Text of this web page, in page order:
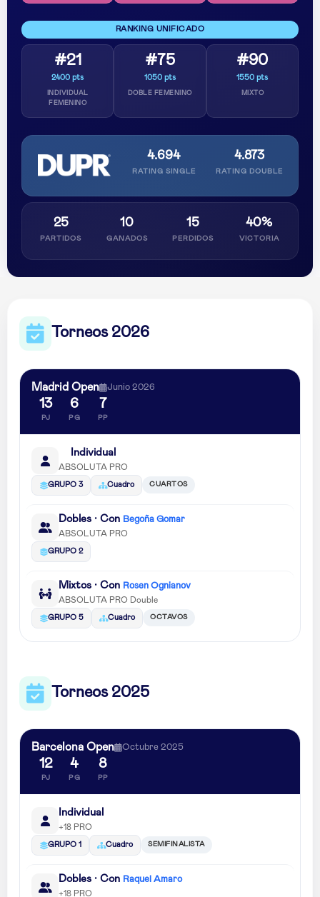
RANKING UNIFICADO
#21
2400 pts
INDIVIDUAL
FEMENINO
#75
1050 pts
DOBLE FEMENINO
#90
1550 pts
MIXTO
4.694
RATING SINGLE
4.873
RATING DOUBLE
25
PARTIDOS
10
GANADOS
15
PERDIDOS
40%
VICTORIA
Torneos 2026
Madrid Open Junio 2026
13
PJ
6
PG
7
PP
Individual
ABSOLUTA PRO
GRUPO 3 Cuadro CUARTOS
Dobles · Con Begoña Gomar
ABSOLUTA PRO
GRUPO 2
Mixtos · Con Rosen Ognianov
ABSOLUTA PRO Double
GRUPO 5 Cuadro OCTAVOS
Torneos 2025
Barcelona Open Octubre 2025
12
PJ
4
PG
8
PP
Individual
+18 PRO
GRUPO 1 Cuadro SEMIFINALISTA
Dobles · Con Raquel Amaro
+18 PRO